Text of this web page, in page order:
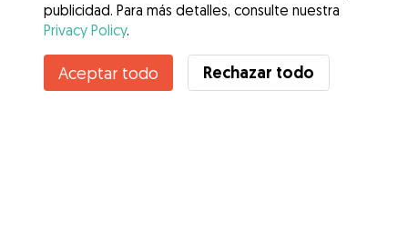
Contacta con Mayra
¿Conoces los Beneficios de Gudog? Ver más
publicidad. Para más detalles, consulte nuestra
Privacy Policy.
Aceptar todo Rechazar todo